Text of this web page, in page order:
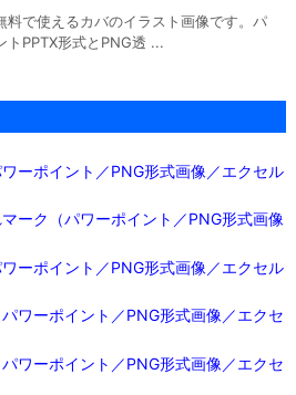
料で使えるカバのイラスト画像です。パ
トPPTX形式とPNG透 ...
ーポイント／PNG形式画像／エクセル
ーク（パワーポイント／PNG形式画像
ーポイント／PNG形式画像／エクセル
ワーポイント／PNG形式画像／エクセ
ワーポイント／PNG形式画像／エクセ